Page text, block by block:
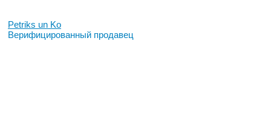
Petriks un Ko
Верифицированный продавец